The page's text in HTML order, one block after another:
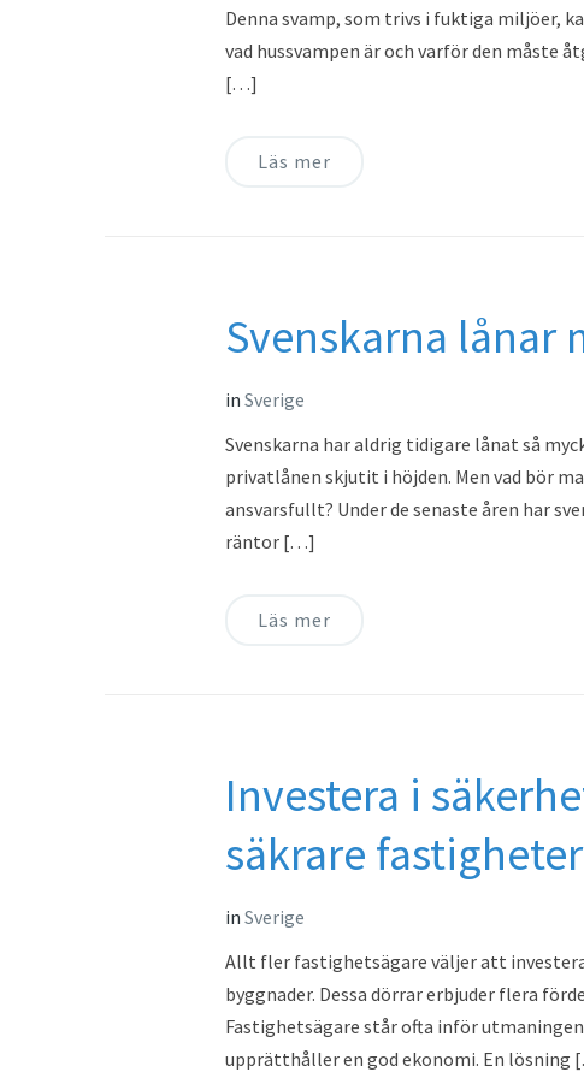
Denna svamp, som trivs i fuktiga miljöer,
vad hussvampen är och varför den måste
[…]
Läs mer
Svenskarna lånar
in Sverige
Svenskarna har aldrig tidigare lånat så
privatlånen skjutit i höjden. Men vad bör
ansvarsfullt? Under de senaste åren har
räntor […]
Läs mer
Investera i
säkrare fastigheter
in Sverige
Allt fler fastighetsägare väljer att
byggnader. Dessa dörrar erbjuder flera
Fastighetsägare står ofta inför
upprätthåller en god ekonomi. En lösning